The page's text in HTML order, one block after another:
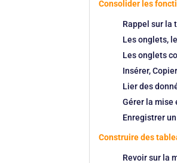
Consolider les
Rappel sur la
Les onglets,
Les onglets
Insérer,
Lier des
Gérer la mise
Enregistrer
Construire des
Revoir sur la